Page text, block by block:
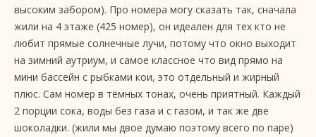
высоким забором). Про номера могу сказать так, сначала
жили на 4 этаже (425 номер), он идеален для тех кто не
любит прямые солнечные лучи, потому что окно выходит
на зимний аутриум, и самое классное что вид прямо на
мини бассейн с рыбками кои, это отдельный и жирный
плюс. Сам номер в тёмных тонах, очень приятный. Каждый
2 порции сока, воды без газа и с газом, и так же две
шоколадки. (жили мы двое думаю поэтому всего по паре)